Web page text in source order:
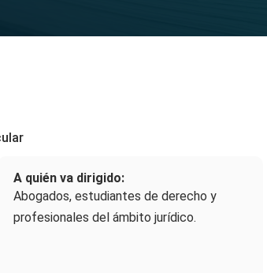
A quién va dirigido:
Abogados, estudiantes de derecho y
profesionales del ámbito jurídico.